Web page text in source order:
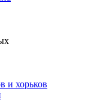
и хорьков